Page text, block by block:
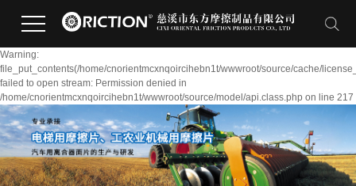
Warning:
file_put_contents(/home/cnorientmcxnqoircihebn1t/wwwroot/source/cache/
failed to open stream: Permission denied in
/home/cnorientmcxnqoircihebn1t/wwwroot/source/model/api.class.php on line 217